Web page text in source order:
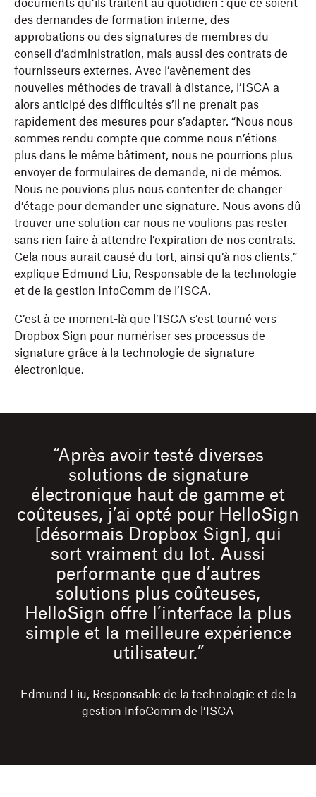
documents qu’ils traitent au quotidien : que ce soient
des demandes de formation interne, des
approbations ou des signatures de membres du
conseil d’administration, mais aussi des contrats de
fournisseurs externes. Avec l’avènement des
nouvelles méthodes de travail à distance, l’ISCA a
alors anticipé des difficultés s’il ne prenait pas
rapidement des mesures pour s’adapter. “Nous nous
sommes rendu compte que comme nous n’étions
plus dans le même bâtiment, nous ne pourrions plus
envoyer de formulaires de demande, ni de mémos.
Nous ne pouvions plus nous contenter de changer
d’étage pour demander une signature. Nous avons dû
trouver une solution car nous ne voulions pas rester
sans rien faire à attendre l’expiration de nos contrats.
Cela nous aurait causé du tort, ainsi qu’à nos clients,”
explique Edmund Liu, Responsable de la technologie
et de la gestion InfoComm de l’ISCA.
C’est à ce moment-là que l’ISCA s’est tourné vers
Dropbox Sign pour numériser ses processus de
signature grâce à la technologie de signature
électronique.
“Après avoir testé diverses
solutions de signature
électronique haut de gamme et
coûteuses, j’ai opté pour HelloSign
[désormais Dropbox Sign], qui
sort vraiment du lot. Aussi
performante que d’autres
solutions plus coûteuses,
HelloSign offre l’interface la plus
simple et la meilleure expérience
utilisateur.”
Edmund Liu, Responsable de la technologie et de la
gestion InfoComm de l’ISCA